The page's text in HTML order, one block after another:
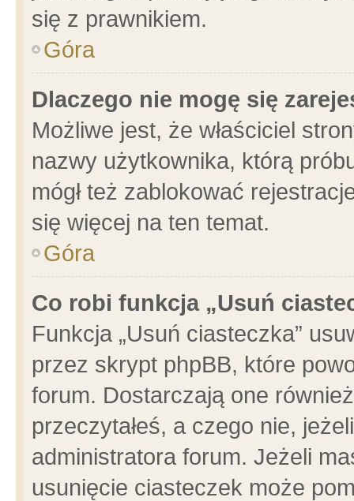
się z prawnikiem.
Góra
Dlaczego nie mogę się
Możliwe jest, że właściciel
nazwy użytkownika, którą
mógł też zablokować
się więcej na ten temat.
Góra
Co robi funkcja „Usuń
Funkcja „Usuń ciasteczka”
przez skrypt phpBB, które
forum. Dostarczają one
przeczytałeś, a czego nie,
administratora forum. Jeżeli
usunięcie ciasteczek może